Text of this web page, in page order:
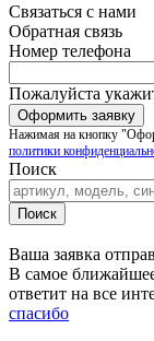
Связаться с нами
Обратная связь
Номер телефона
Пожалуйста
Нажимая на кнопку
политики
Поиск
Ваша заявка
В самое
ответит на все
спасибо